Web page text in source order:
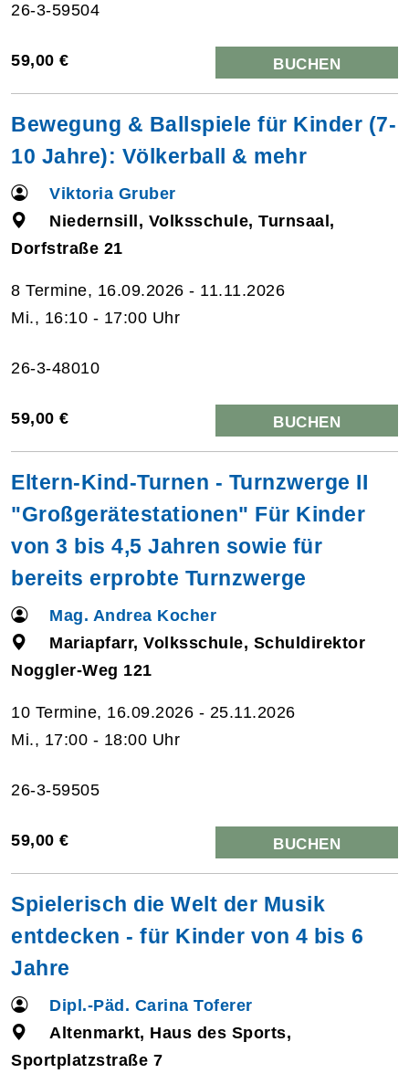
26-3-59504
59,00 € BUCHEN
Bewegung & Ballspiele für Kinder (7-
10 Jahre): Völkerball & mehr
Viktoria Gruber
Niedernsill, Volksschule, Turnsaal,
Dorfstraße 21
8 Termine, 16.09.2026 - 11.11.2026
Mi., 16:10 - 17:00 Uhr
26-3-48010
59,00 € BUCHEN
Eltern-Kind-Turnen - Turnzwerge II
"Großgerätestationen" Für Kinder
von 3 bis 4,5 Jahren sowie für
bereits erprobte Turnzwerge
Mag. Andrea Kocher
Mariapfarr, Volksschule, Schuldirektor
Noggler-Weg 121
10 Termine, 16.09.2026 - 25.11.2026
Mi., 17:00 - 18:00 Uhr
26-3-59505
59,00 € BUCHEN
Spielerisch die Welt der Musik
entdecken - für Kinder von 4 bis 6
Jahre
Dipl.-Päd. Carina Toferer
Altenmarkt, Haus des Sports,
Sportplatzstraße 7